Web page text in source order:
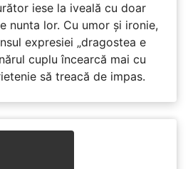
iese la iveală cu doar
nunta lor. Cu umor și ironie,
expresiei „dragostea e
cuplu încearcă mai cu
să treacă de impas.